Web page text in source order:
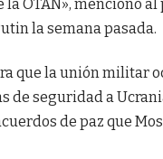
la OTAN», mencionó
la semana pasada.
que la unión militar
de seguridad a
de paz que